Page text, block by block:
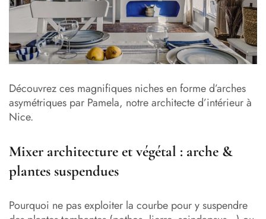
Découvrez ces magnifiques niches en forme d’arches
asymétriques par Pamela, notre architecte d’intérieur à
Nice.
Mixer architecture et végétal : arche &
plantes suspendues
Pourquoi ne pas exploiter la courbe pour y suspendre